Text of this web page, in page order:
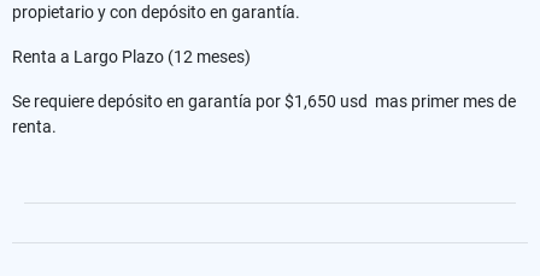
propietario y con depósito en garantía.
Renta a Largo Plazo (12 meses)
Se requiere depósito en garantía por $1,650 usd mas primer mes de
renta.